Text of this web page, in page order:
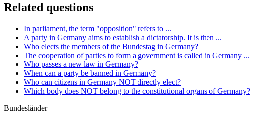
Related questions
In parliament, the term "opposition" refers to ...
A party in Germany aims to establish a dictatorship. It is then ...
Who elects the members of the Bundestag in Germany?
The cooperation of parties to form a government is called in Germany ...
Who passes a new law in Germany?
When can a party be banned in Germany?
Who can citizens in Germany NOT directly elect?
Which body does NOT belong to the constitutional organs of Germany?
Bundesländer